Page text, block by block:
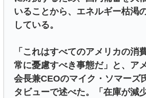
いることから、エネルギー枯渇
している。
「これはすべてのアメリカの消
常に憂慮すべき事態だ」と、ア
会長兼CEOのマイク・ソマーズ
タビューで述べた。「在庫が減